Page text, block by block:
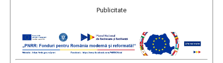
Publicitate